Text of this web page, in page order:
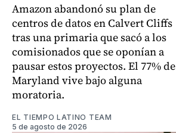
Amazon abandonó su plan de
centros de datos en Calvert Cliffs
tras una primaria que sacó a los
comisionados que se oponían a
pausar estos proyectos. El 77% de
Maryland vive bajo alguna
moratoria.
EL TIEMPO LATINO TEAM
5 de agosto de 2026